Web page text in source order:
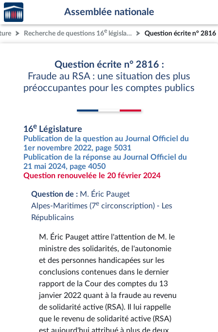
Aller au contenu
Aller en bas de la page
Accèder
à la
page
d'accueil
Assemblée nationale
Recherche de questions 16e législature Question écrite n° 2816
Question écrite n° 2816 :
Fraude au RSA : une situation des plus
préoccupantes pour les comptes publics
16e Législature
Publication de la question au Journal Officiel du
1er novembre 2022, page 5031
Publication de la réponse au Journal Officiel du
21 mai 2024, page 4050
Question renouvelée le 20 février 2024
Question de : M. Éric Pauget
Alpes-Maritimes (7e circonscription) - Les
Républicains
M. Éric Pauget attire l'attention de M. le
ministre des solidarités, de l'autonomie
et des personnes handicapées sur les
conclusions contenues dans le dernier
rapport de la Cour des comptes du 13
janvier 2022 quant à la fraude au revenu
de solidarité active (RSA). Il lui rappelle
que le revenu de solidarité active (RSA)
est aujourd'hui attribué à plus de deux